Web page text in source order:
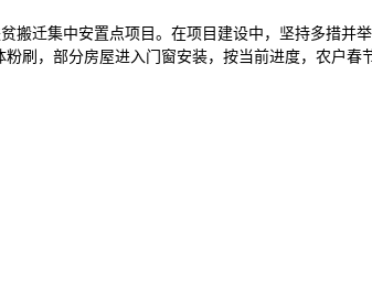
搬迁集中安置点项目。在项目建设中，坚持多措并
刷，部分房屋进入门窗安装，按当前进度，农户春